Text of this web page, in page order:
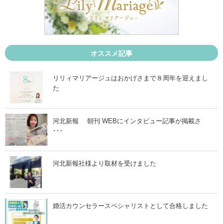
男
性
、
婚
活
タ
ー
」
会
続
！
オススメ記事
リリィマリアージュはおかげさまで８周年を迎えまし
た
河北新報 朝刊 WEBにインタビュー記事が掲載さ
･･･
河北新報社様より取材を受けました
婚活カウンセラースペシャリストとして合格しました